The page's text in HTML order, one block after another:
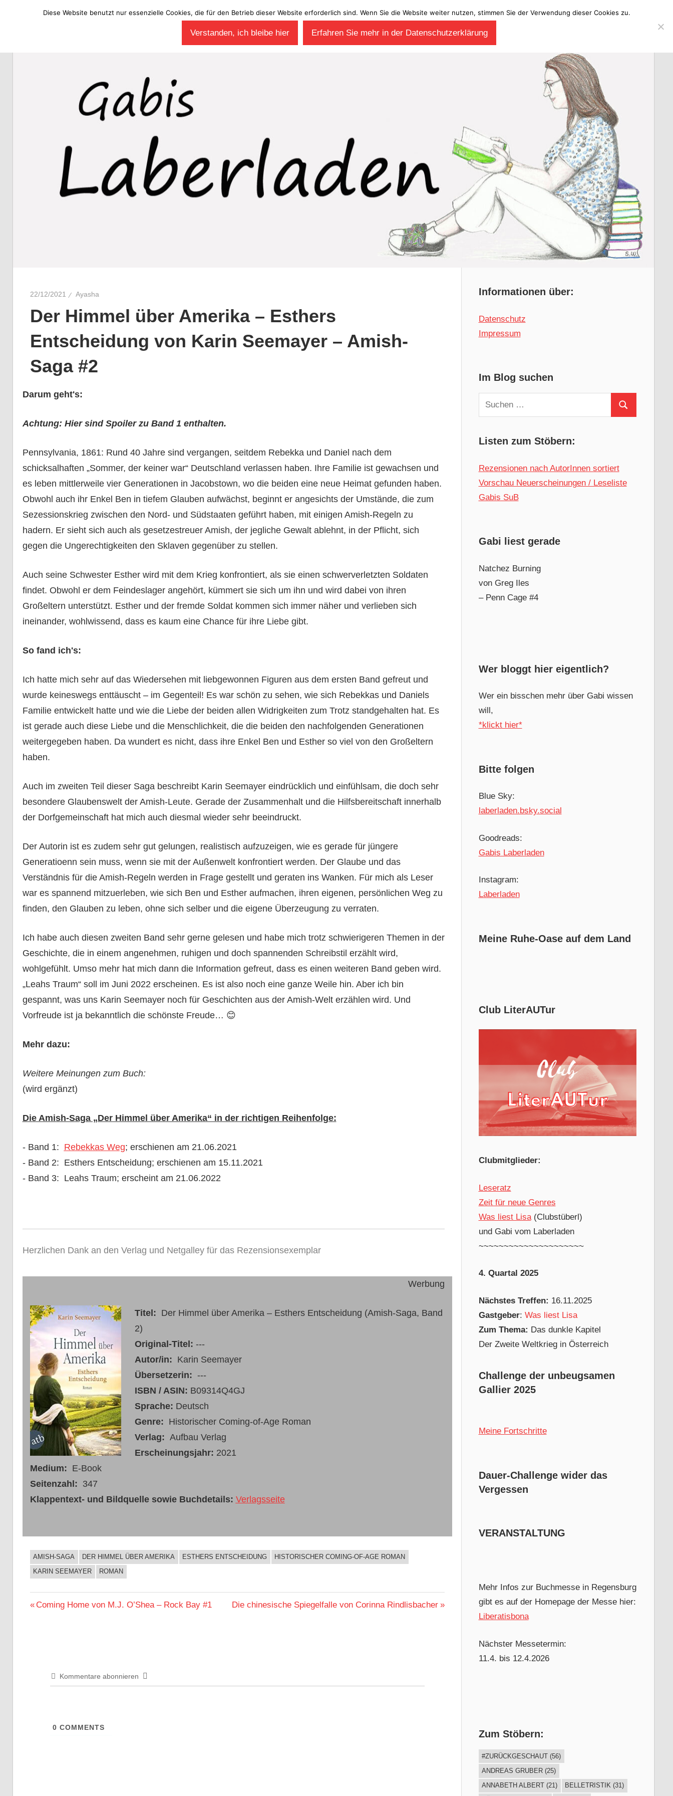
22/12/2021 Ayasha
Der Himmel über Amerika – Esthers
Entscheidung von Karin Seemayer – Amish-
Saga #2
Darum geht's:
Achtung: Hier sind Spoiler zu Band 1 enthalten.
Pennsylvania, 1861: Rund 40 Jahre sind vergangen, seitdem Rebekka und Daniel nach dem
schicksalhaften „Sommer, der keiner war“ Deutschland verlassen haben. Ihre Familie ist gewachsen und
es leben mittlerweile vier Generationen in Jacobstown, wo die beiden eine neue Heimat gefunden haben.
Obwohl auch ihr Enkel Ben in tiefem Glauben aufwächst, beginnt er angesichts der Umstände, die zum
Sezessionskrieg zwischen den Nord- und Südstaaten geführt haben, mit einigen Amish-Regeln zu
hadern. Er sieht sich auch als gesetzestreuer Amish, der jegliche Gewalt ablehnt, in der Pflicht, sich
gegen die Ungerechtigkeiten den Sklaven gegenüber zu stellen.
Auch seine Schwester Esther wird mit dem Krieg konfrontiert, als sie einen schwerverletzten Soldaten
findet. Obwohl er dem Feindeslager angehört, kümmert sie sich um ihn und wird dabei von ihren
Großeltern unterstützt. Esther und der fremde Soldat kommen sich immer näher und verlieben sich
ineinander, wohlwissend, dass es kaum eine Chance für ihre Liebe gibt.
So fand ich's:
Ich hatte mich sehr auf das Wiedersehen mit liebgewonnen Figuren aus dem ersten Band gefreut und
wurde keineswegs enttäuscht – im Gegenteil! Es war schön zu sehen, wie sich Rebekkas und Daniels
Familie entwickelt hatte und wie die Liebe der beiden allen Widrigkeiten zum Trotz standgehalten hat. Es
ist gerade auch diese Liebe und die Menschlichkeit, die die beiden den nachfolgenden Generationen
weitergegeben haben. Da wundert es nicht, dass ihre Enkel Ben und Esther so viel von den Großeltern
haben.
Auch im zweiten Teil dieser Saga beschreibt Karin Seemayer eindrücklich und einfühlsam, die doch sehr
besondere Glaubenswelt der Amish-Leute. Gerade der Zusammenhalt und die Hilfsbereitschaft innerhalb
der Dorfgemeinschaft hat mich auch diesmal wieder sehr beeindruckt.
Der Autorin ist es zudem sehr gut gelungen, realistisch aufzuzeigen, wie es gerade für jüngere
Generatioenn sein muss, wenn sie mit der Außenwelt konfrontiert werden. Der Glaube und das
Verständnis für die Amish-Regeln werden in Frage gestellt und geraten ins Wanken. Für mich als Leser
war es spannend mitzuerleben, wie sich Ben und Esther aufmachen, ihren eigenen, persönlichen Weg zu
finden, den Glauben zu leben, ohne sich selber und die eigene Überzeugung zu verraten.
Ich habe auch diesen zweiten Band sehr gerne gelesen und habe mich trotz schwierigeren Themen in der
Geschichte, die in einem angenehmen, ruhigen und doch spannenden Schreibstil erzählt wird,
wohlgefühlt. Umso mehr hat mich dann die Information gefreut, dass es einen weiteren Band geben wird.
„Leahs Traum“ soll im Juni 2022 erscheinen. Es ist also noch eine ganze Weile hin. Aber ich bin
gespannt, was uns Karin Seemayer noch für Geschichten aus der Amish-Welt erzählen wird. Und
Vorfreude ist ja bekanntlich die schönste Freude… 😊
Mehr dazu:
Weitere Meinungen zum Buch:
(wird ergänzt)
Die Amish-Saga „Der Himmel über Amerika“ in der richtigen Reihenfolge:
- Band 1: Rebekkas Weg; erschienen am 21.06.2021
- Band 2: Esthers Entscheidung; erschienen am 15.11.2021
- Band 3: Leahs Traum; erscheint am 21.06.2022
Herzlichen Dank an den Verlag und Netgalley für das Rezensionsexemplar
Werbung
Titel: Der Himmel über Amerika – Esthers Entscheidung (Amish-Saga, Band
2)
Original-Titel: ---
Autor/in: Karin Seemayer
Übersetzerin: ---
ISBN / ASIN: B09314Q4GJ
Sprache: Deutsch
Genre: Historischer Coming-of-Age Roman
Verlag: Aufbau Verlag
Erscheinungsjahr: 2021
Medium: E-Book
Seitenzahl: 347
Klappentext- und Bildquelle sowie Buchdetails: Verlagsseite
BUCHIGES
AMISH-SAGA DER HIMMEL ÜBER AMERIKA ESTHERS ENTSCHEIDUNG
HISTORISCHER COMING-OF-AGE ROMAN
KARIN SEEMAYER
ROMAN
Beitragsnavigation
Vorheriger
Coming Home von M.J. O’Shea – Rock Bay #1
Nächster
Die chinesische Spiegelfalle von Corinna Rindlisbacher
Kommentare abonnieren
0 COMMENTS
Informationen über:
Datenschutz
Impressum
Im Blog suchen
Suchen
nach:
Suchen
Listen zum Stöbern:
Rezensionen nach AutorInnen sortiert
Vorschau Neuerscheinungen / Leseliste
Gabis SuB
Gabi liest gerade
Natchez Burning
von Greg Iles
– Penn Cage #4
Wer bloggt hier eigentlich?
Wer ein bisschen mehr über Gabi wissen
will,
*klickt hier*
Bitte folgen
Blue Sky:
laberladen.bsky.social
Goodreads:
Gabis Laberladen
Instagram:
Laberladen
Meine Ruhe-Oase auf dem Land
Club LiterAUTur
Clubmitglieder:
Leseratz
Zeit für neue Genres
Was liest Lisa(Clubstüberl)
und Gabi vom Laberladen
~~~~~~~~~~~~~~~~~~~~~
4. Quartal 2025
Nächstes Treffen: 16.11.2025
Gastgeber: Was liest Lisa
Zum Thema: Das dunkle Kapitel
Der Zweite Weltkrieg in Österreich
Challenge der unbeugsamen
Gallier 2025
Meine Fortschritte
Dauer-Challenge wider das
Vergessen
VERANSTALTUNG
Mehr Infos zur Buchmesse in Regensburg
gibt es auf der Homepage der Messe hier:
Liberatisbona
Nächster Messetermin:
11.4. bis 12.4.2026
Zum Stöbern:
#ZURÜCKGESCHAUT (56)
ANDREAS GRUBER (25)
ANNABETH ALBERT (21) BELLETRISTIK (31)
Diese Website benutzt nur essenzielle Cookies, die für den Betrieb dieser Website erforderlich sind. Wenn Sie die Website weiter nutzen, stimmen Sie der Verwendung dieser Cookies zu.
Verstanden, ich bleibe hier Erfahren Sie mehr in der Datenschutzerklärung